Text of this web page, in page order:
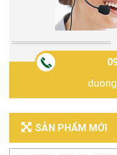
SẢN PHẨM MỚI